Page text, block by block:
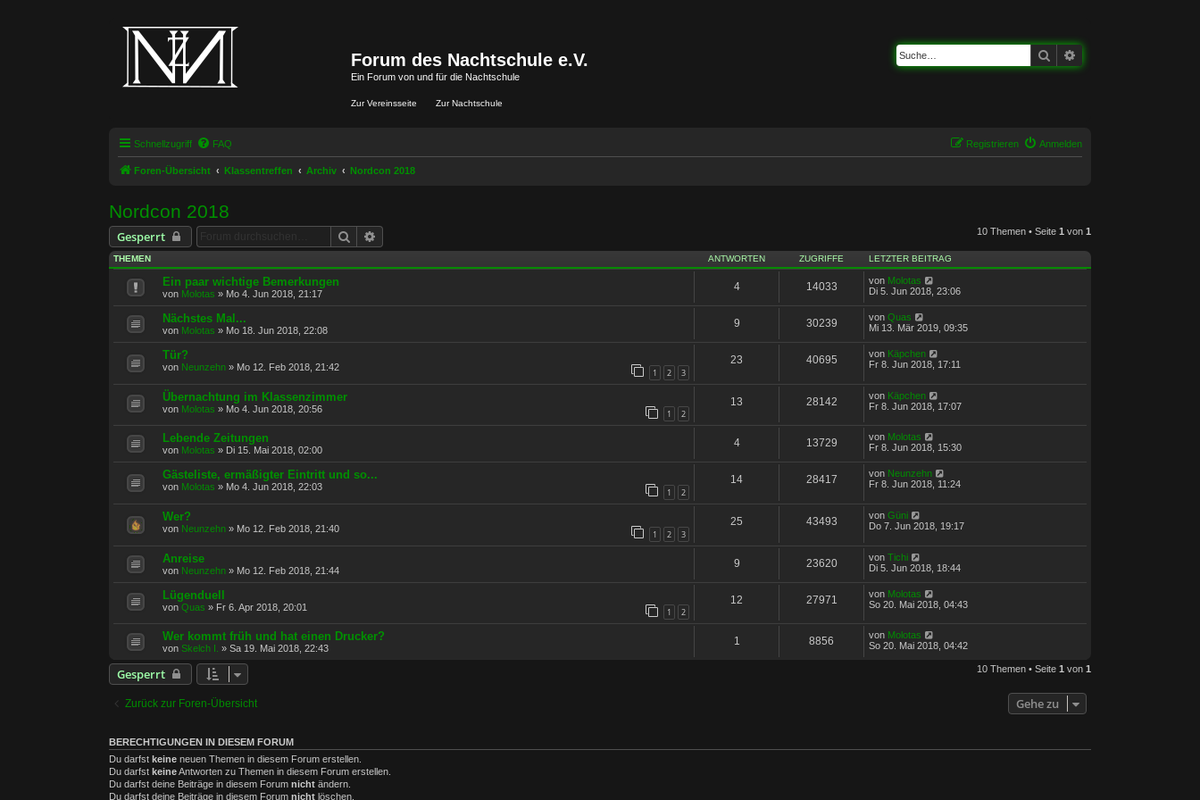
Forum des Nachtschule e.V.
Ein Forum von und für die Nachtschule
Zur Vereinsseite Zur Nachtschule
Suche
Schnellzugriff FAQ Anmelden
Registrieren
Foren-Übersicht Klassentreffen Archiv Nordcon 2018
Nordcon 2018
Gesperrt Suche 10 Themen • Seite 1 von 1
THEMEN ANTWORTEN ZUGRIFFE LETZTER BEITRAG
Ein paar wichtige Bemerkungen
von Molotas » Mo 4. Jun 2018, 21:17
4 14033 von Molotas
Di 5. Jun 2018, 23:06
Nächstes Mal...
von Molotas » Mo 18. Jun 2018, 22:08
9 30239 von Quas
Mi 13. Mär 2019, 09:35
Tür?
von Neunzehn » Mo 12. Feb 2018, 21:42 1 2 3
23 40695 von Käpchen
Fr 8. Jun 2018, 17:11
Übernachtung im Klassenzimmer
von Molotas » Mo 4. Jun 2018, 20:56 1 2
13 28142 von Käpchen
Fr 8. Jun 2018, 17:07
Lebende Zeitungen
von Molotas » Di 15. Mai 2018, 02:00
4 13729 von Molotas
Fr 8. Jun 2018, 15:30
Gästeliste, ermäßigter Eintritt und so...
von Molotas » Mo 4. Jun 2018, 22:03 1 2
14 28417 von Neunzehn
Fr 8. Jun 2018, 11:24
Wer?
von Neunzehn » Mo 12. Feb 2018, 21:40 1 2 3
25 43493 von Güni
Do 7. Jun 2018, 19:17
Anreise
von Neunzehn » Mo 12. Feb 2018, 21:44
9 23620 von Tichi
Di 5. Jun 2018, 18:44
Lügenduell
von Quas » Fr 6. Apr 2018, 20:01 1 2
12 27971 von Molotas
So 20. Mai 2018, 04:43
Wer kommt früh und hat einen Drucker?
von Skelch I. » Sa 19. Mai 2018, 22:43
1 8856 von Molotas
So 20. Mai 2018, 04:42
Gesperrt 10 Themen • Seite 1 von 1
Zurück zur Foren-Übersicht Gehe zu
BERECHTIGUNGEN IN DIESEM FORUM
Du darfst keine neuen Themen in diesem Forum erstellen.
Du darfst keineAntworten zu Themen in diesem Forum erstellen.
Du darfst deine Beiträge in diesem Forum nicht ändern.
Du darfst deine Beiträge in diesem Forum nicht löschen.